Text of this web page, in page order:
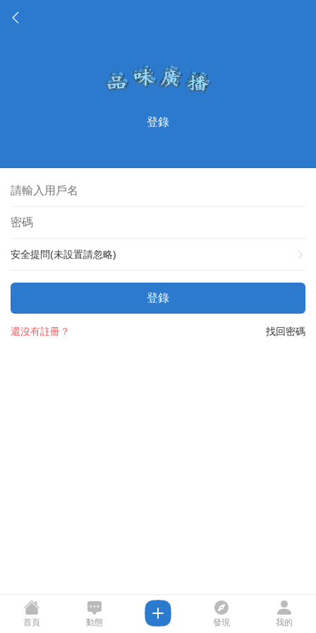
登錄
安全提問(未設置請忽略)
登錄
找回密碼
還沒有註冊？
首頁 動態 發現 我的